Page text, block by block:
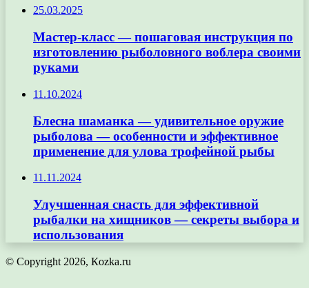
25.03.2025
Мастер-класс — пошаговая инструкция по
изготовлению рыболовного воблера своими
руками
11.10.2024
Блесна шаманка — удивительное оружие
рыболова — особенности и эффективное
применение для улова трофейной рыбы
11.11.2024
Улучшенная снасть для эффективной
рыбалки на хищников — секреты выбора и
использования
© Copyright 2026, Кozka.ru